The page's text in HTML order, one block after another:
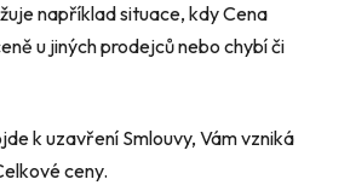
například situace, kdy Cena
u jiných prodejců nebo chybí či
k uzavření Smlouvy, Vám vzniká
ceny.